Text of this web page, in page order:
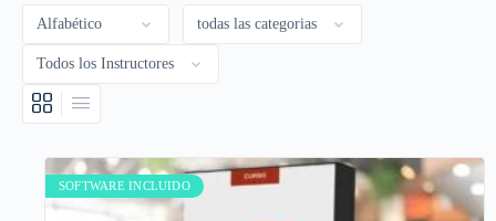
SOFTWARE INCLUIDO